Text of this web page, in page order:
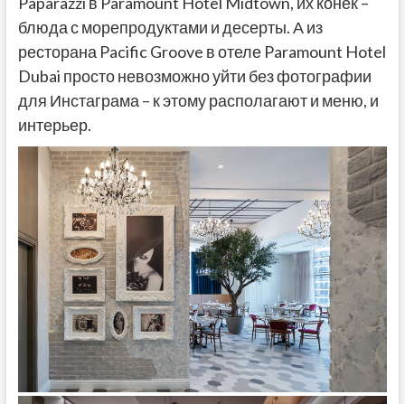
блюда с морепродуктами и десерты. А из
ресторана Pacific Groove в отеле Paramount Hotel
Dubai просто невозможно уйти без фотографии
для Инстаграма – к этому располагают и меню, и
интерьер.